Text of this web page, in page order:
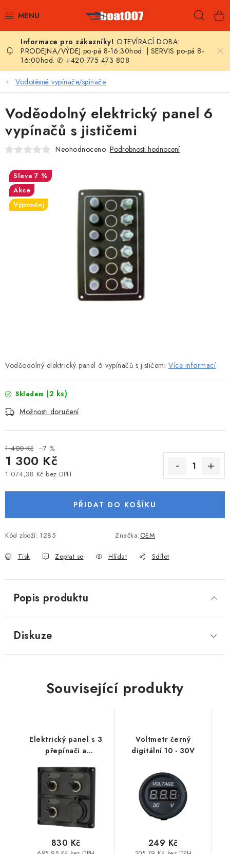
na
E-SHOP
AKČNÍ SLEVY
ZPRAVODAJ
KONTAKTY
LODNÍ MOTORY
NAFUKOVACÍ ČLUNY
LODNÍ ELEKTROMOTORY
PRAMICE A MOTOROVÉ VESLICE
PLASTOVÉ LODĚ A ČLUNY
ŠLAPADLA
VODNÍ SKŮTRY
KATAMARÁNY - PONTON BOAT
VODNÍ SPORTY
PŘÍSLUŠENSTVÍ K ČLUNŮM
PŘÍVĚSY K LODÍM
ZNAČKY
OTEVÍRACÍ DOBA:
PRODEJNA/VÝDEJ po-pá 8-16:30hod. | SERVIS po-pá 8-
16:00hod. ✆ +420 775 473 808
Vodotěsné vypínače/spínače
Voděodolný elektrický panel 6 vypínačů s jističemi Více informací
Skladem (2 ks)
Možnosti doručení
1 400 Kč –7 %
1 300 Kč
1 074,38 Kč bez DPH
PŘIDAT DO KOŠÍKU
Kód zboží: 1285 Značka:OEM
Tisk Zeptat se Hlídat Sdílet
Voděodolný elektrický panel 6
vypínačů s jističemi
Neohodnoceno Podrobnosti hodnocení
7 %
Akce
Výprodej
Popis produktu
Diskuze
Související produkty
Elektrický panel s 3
přepínači a
830 Kč
Voltmetr černý
digitální 10 - 30V
249 Kč